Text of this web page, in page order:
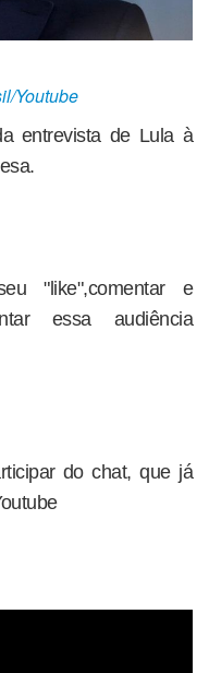
Youtube
entrevista de Lula à
"like",comentar e
essa audiência
do chat, que já